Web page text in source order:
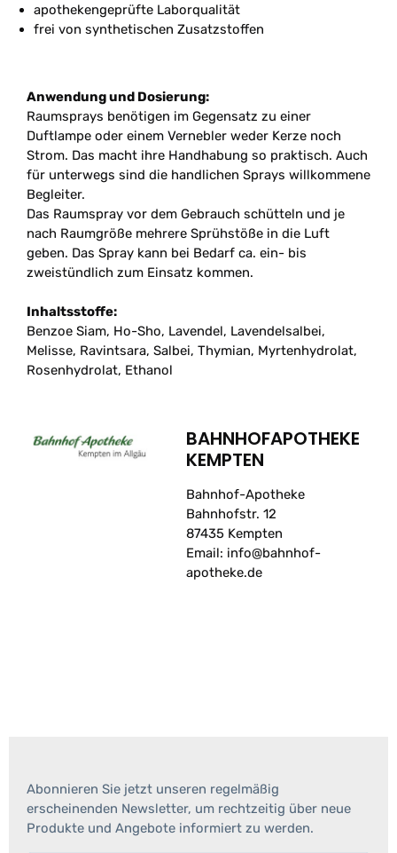
apothekengeprüfte Laborqualität
frei von synthetischen Zusatzstoffen
Anwendung und Dosierung:
Raumsprays benötigen im Gegensatz zu einer
Duftlampe oder einem Vernebler weder Kerze noch
Strom. Das macht ihre Handhabung so praktisch. Auch
für unterwegs sind die handlichen Sprays willkommene
Begleiter.
Das Raumspray vor dem Gebrauch schütteln und je
nach Raumgröße mehrere Sprühstöße in die Luft
geben. Das Spray kann bei Bedarf ca. ein- bis
zweistündlich zum Einsatz kommen.
Inhaltsstoffe:
Benzoe Siam, Ho-Sho, Lavendel, Lavendelsalbei,
Melisse, Ravintsara, Salbei, Thymian, Myrtenhydrolat,
Rosenhydrolat, Ethanol
BAHNHOFAPOTHEKE
KEMPTEN
Bahnhof-Apotheke
Bahnhofstr. 12
87435 Kempten
Email: info@bahnhof-
apotheke.de
Abonnieren Sie jetzt unseren regelmäßig
erscheinenden Newsletter, um rechtzeitig über neue
Produkte und Angebote informiert zu werden.